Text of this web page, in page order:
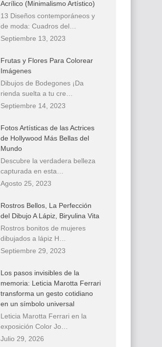
Acrílico (Minimalismo Artístico)
13 Diseños contemporáneos y
de moda: Cuadros del…
Septiembre 13, 2023
Frutas y Flores Para Colorear
Imágenes
Dibujos de Bodegones ¡Da
rienda suelta a tu cre…
Septiembre 14, 2023
Fotos Artísticas de las Actrices
de Hollywood Más Bellas del
Mundo
Descubre la verdadera belleza
capturada en esta…
Agosto 25, 2023
Rostros Bellos, La Perfección
del Dibujo A Lápiz, Biryulina Vita
Rostros bonitos de mujeres
dibujados a lápiz H…
Septiembre 29, 2023
Los pasos invisibles de la
memoria: Leticia Marotta Ferrari
transforma un gesto cotidiano
en un símbolo universal
Leticia Marotta Ferrari en la
exposición Color Jo…
Julio 29, 2026